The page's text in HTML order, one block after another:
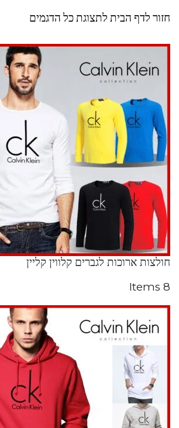
חזור לדף הבית לתצוגת כל הדגמים
חולצות ארוכות לגברים קלווין קליין
8 Items